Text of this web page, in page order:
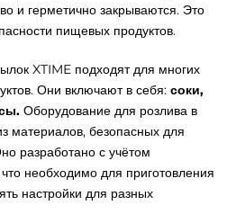
и герметично закрываются. Это
пищевых продуктов.
XTIME подходят для многих
Они включают в себя: соки,
Оборудование для розлива в
материалов, безопасных для
разработано с учётом
необходимо для приготовления
настройки для разных